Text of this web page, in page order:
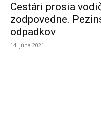
Cestári prosia
zodpovedne.
odpadkov
14. júna 2021